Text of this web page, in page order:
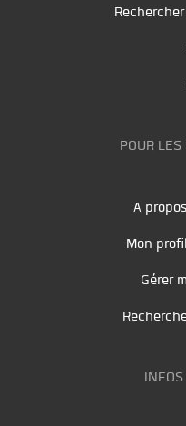
POUR LES
A
Mon
Gérer